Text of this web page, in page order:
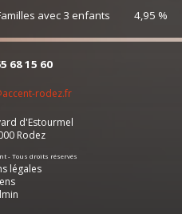
avec 3 enfants
4,95 %
68 15 60
rodez.fr
d'Estourmel
Rodez
- Tous droits réservés
légales